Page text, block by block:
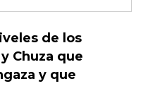
de los
Chuza que
y que